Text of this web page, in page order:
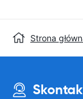
Strona